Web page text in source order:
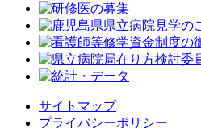
サイトマップ
プライバシーポリシー